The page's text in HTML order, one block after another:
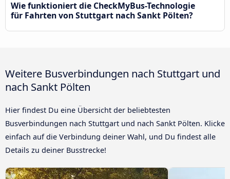
Wie funktioniert die CheckMyBus-Technologie
für Fahrten von Stuttgart nach Sankt Pölten?
Weitere Busverbindungen nach Stuttgart und
nach Sankt Pölten
Hier findest Du eine Übersicht der beliebtesten
Busverbindungen nach Stuttgart und nach Sankt Pölten. Klicke
einfach auf die Verbindung deiner Wahl, und Du findest alle
Details zu deiner Busstrecke!